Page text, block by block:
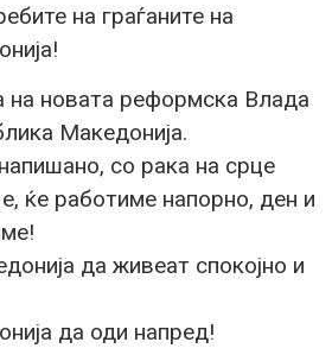
на граѓаните на
на новата реформска Влада
Македонија.
со рака на срце
ќе работиме напорно, ден и
да живеат спокојно и
да оди напред!